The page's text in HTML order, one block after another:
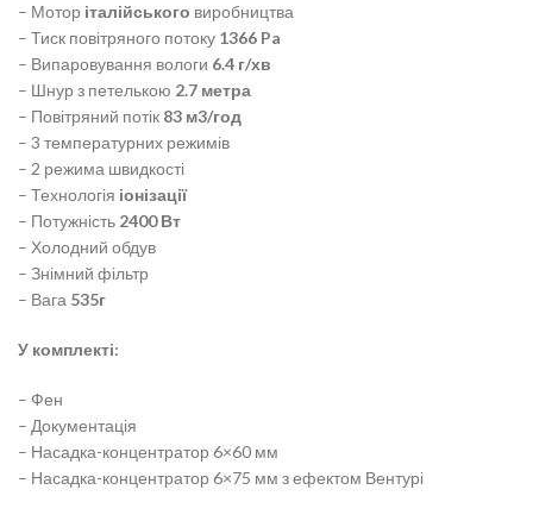
– Мотор італійського виробництва
– Тиск повітряного потоку 1366 Pa
– Випаровування вологи 6.4 г/хв
– Шнур з петелькою 2.7 метра
– Повітряний потік 83 м3/год
– 3 температурних режимів
– 2 режима швидкості
– Технологія іонізації
– Потужність 2400 Вт
– Холодний обдув
– Знімний фільтр
– Вага 535г
У комплекті:
– Фен
– Документація
– Насадка-концентратор 6×60 мм
– Насадка-концентратор 6×75 мм з ефектом Вентурі